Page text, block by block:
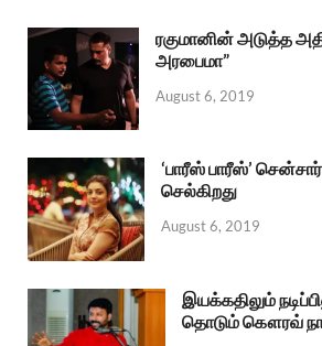
ரகுமானின் அடுத்த
அரபைமா”
August 6, 2019
‘பாரீஸ் பாரீஸ்’
செல்கிறது
August 6, 2019
இயக்கதிலும்
தொடும் கௌரவ்